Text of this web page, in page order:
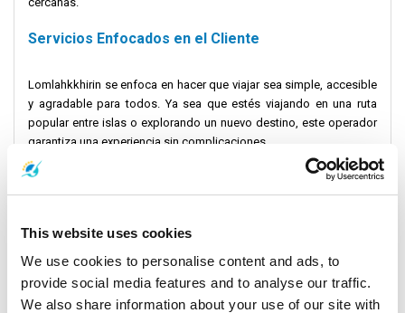
This website uses cookies
We use cookies to personalise content and ads, to
provide social media features and to analyse our traffic.
We also share information about your use of our site with
Servicios Enfocados en el Cliente
Lomlahkkhirin se enfoca en hacer que viajar sea simple, accesible
y agradable para todos. Ya sea que estés viajando en una ruta
popular entre islas o explorando un nuevo destino, este operador
garantiza una experiencia sin complicaciones.
Resumen: Algunos Destinos Ofrecidos
Ruta 1: Koh Tao a Koh Phangan
famosa por la Fiesta de la Luna Llena y sus tranquilas playas,
fácilmente accesibles desde Koh Tao.